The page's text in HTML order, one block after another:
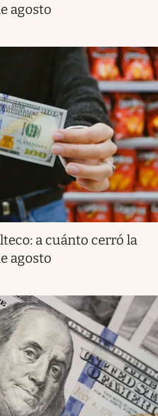
agosto
a cuánto cerró la
agosto